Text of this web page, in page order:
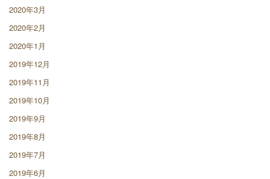
2020年3月
2020年2月
2020年1月
2019年12月
2019年11月
2019年10月
2019年9月
2019年8月
2019年7月
2019年6月